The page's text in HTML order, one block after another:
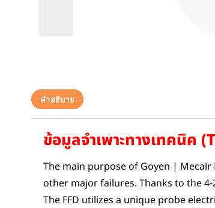
คำอธิบาย
ข้อมูลจำเพาะทางเทคนิค
The main purpose of Goyen |
other major failures. Thanks to the
The FFD utilizes a unique probe